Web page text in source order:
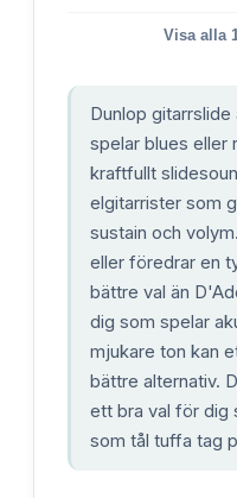
Visa alla
Dunlop
spelar blues eller
kraftfullt
elgitarrister som
sustain och
eller föredrar en
bättre val än
dig som spelar
mjukare ton kan
bättre alternativ.
ett bra val för dig
som tål tuffa tag